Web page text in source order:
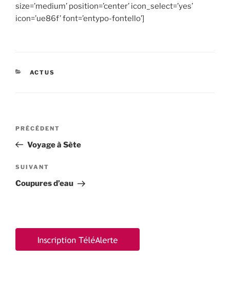
size=’medium’ position=’center’ icon_select=’yes’
icon=’ue86f’ font=’entypo-fontello’]
CATÉGORIES
ACTUS
Navigation
l’article
Article
précédent
PRÉCÉDENT
Voyage à Sète
Article
suivant
SUIVANT
Coupures d’eau